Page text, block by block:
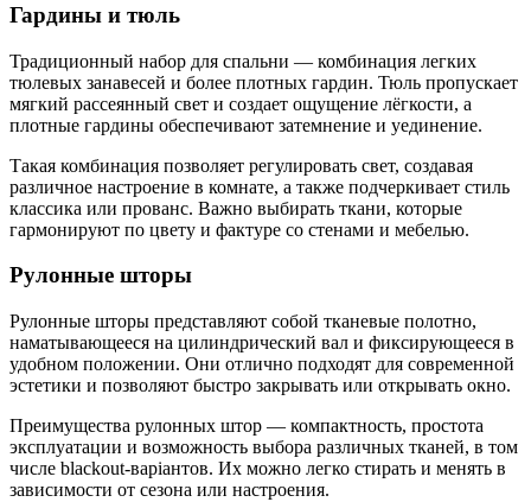
Гардины и тюль
Традиционный набор для спальни — комбинация легких
тюлевых занавесей и более плотных гардин. Тюль пропускает
мягкий рассеянный свет и создает ощущение лёгкости, а
плотные гардины обеспечивают затемнение и уединение.
Такая комбинация позволяет регулировать свет, создавая
различное настроение в комнате, а также подчеркивает стиль
классика или прованс. Важно выбирать ткани, которые
гармонируют по цвету и фактуре со стенами и мебелью.
Рулонные шторы
Рулонные шторы представляют собой тканевые полотно,
наматывающееся на цилиндрический вал и фиксирующееся в
удобном положении. Они отлично подходят для современной
эстетики и позволяют быстро закрывать или открывать окно.
Преимущества рулонных штор — компактность, простота
эксплуатации и возможность выбора различных тканей, в том
числе blackout-варіантов. Их можно легко стирать и менять в
зависимости от сезона или настроения.